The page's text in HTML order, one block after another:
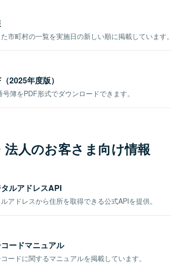
市町村の一覧を実施日の新しい順に掲載しています。
2025年度版）
簿をPDF形式でダウンロードできます。
法人のお客さま向け情報
ルアドレスAPI
アドレスから住所を取得できる公式APIを提供。
ードマニュアル
ードに関するマニュアルを掲載しています。